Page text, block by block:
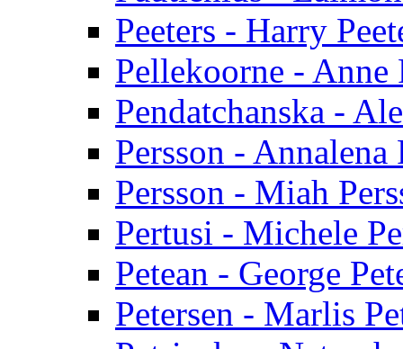
Peeters - Harry
Pellekoorne - Anne
Pendatchanska -
Persson - Annalena
Persson - Miah
Pertusi - Michele
Petean - George
Petersen - Marlis